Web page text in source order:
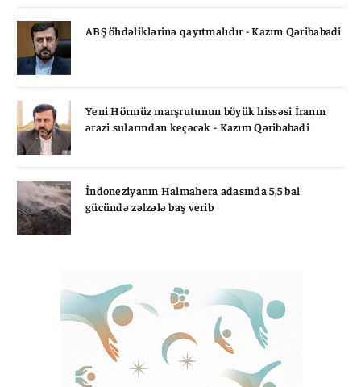
ABŞ öhdəliklərinə qayıtmalıdır - Kazım Qəribabadi
Yeni Hörmüz marşrutunun böyük hissəsi İranın
ərazi sularından keçəcək - Kazım Qəribabadi
İndoneziyanın Halmahera adasında 5,5 bal
gücündə zəlzələ baş verib